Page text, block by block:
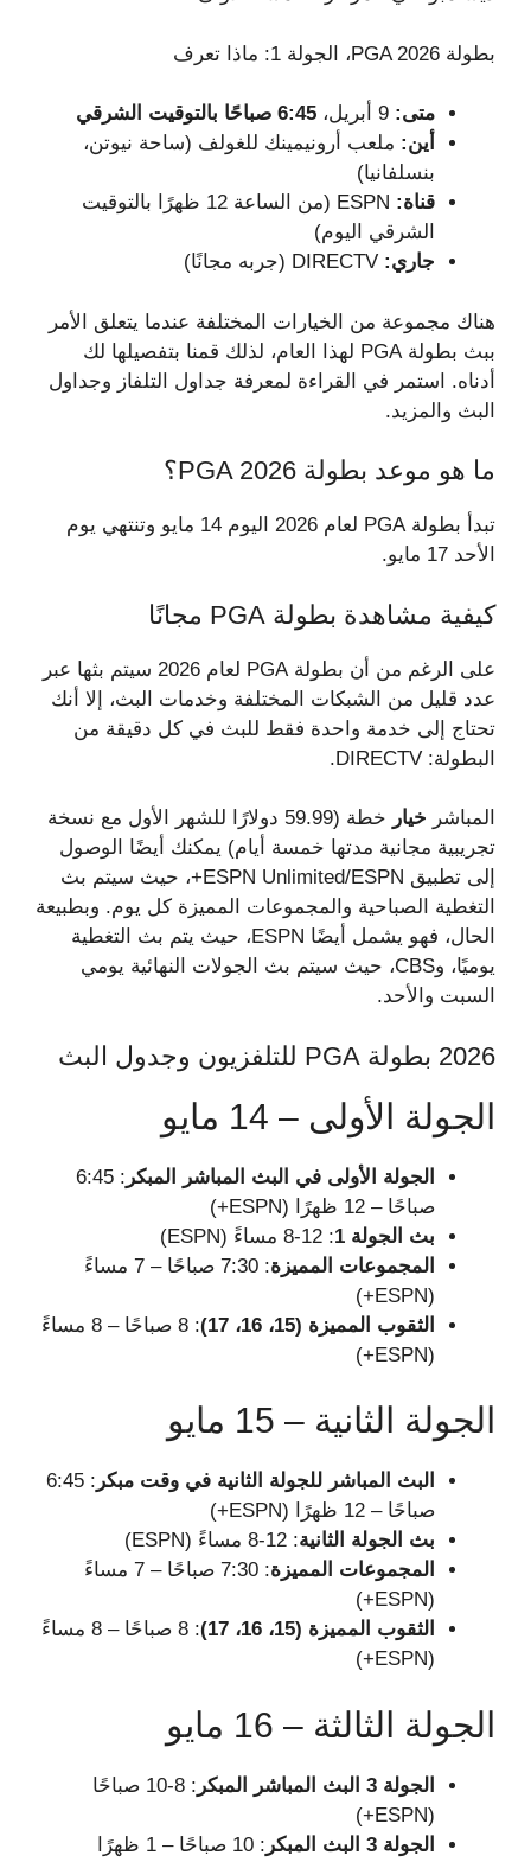
بطولة PGA 2026، الجولة 1: ماذا تعرف
متى:
6:45 صباحًا بالتوقيت الشرقي
أين: ملعب أرونيمينك للغولف (ساحة نيوتن،
بنسلفانيا)
قناة:
ESPN (من الساعة 12 ظهرًا بالتوقيت
الشرقي اليوم)
جاري:
هناك مجموعة من الخيارات المختلفة عندما يتعلق الأمر
ببث بطولة PGA لهذا العام، لذلك قمنا بتفصيلها لك
أدناه. استمر في القراءة لمعرفة جداول التلفاز وجداول
البث والمزيد.
ما هو موعد بطولة PGA 2026؟
تبدأ بطولة PGA لعام 2026 اليوم 14 مايو وتنتهي يوم
الأحد 17 مايو.
كيفية مشاهدة بطولة PGA مجانًا
على الرغم من أن بطولة PGA لعام 2026 سيتم بثها عبر
عدد قليل من الشبكات المختلفة وخدمات البث، إلا أنك
تحتاج إلى خدمة واحدة فقط للبث في كل دقيقة من
البطولة: DIRECTV.
المباشر خيار
خطة (59.99 دولارًا للشهر الأول مع نسخة
تجريبية مجانية مدتها خمسة أيام) يمكنك أيضًا الوصول
إلى تطبيق ESPN Unlimited/ESPN+، حيث سيتم بث
التغطية الصباحية والمجموعات المميزة كل يوم. وبطبيعة
الحال، فهو يشمل أيضًا ESPN، حيث يتم بث التغطية
يوميًا، وCBS، حيث سيتم بث الجولات النهائية يومي
السبت والأحد.
2026 بطولة PGA للتلفزيون وجدول البث
الجولة الأولى – 14 مايو
الجولة الأولى في البث المباشر المبكر
: 6:45
صباحًا – 12 ظهرًا (ESPN+)
بث الجولة 1
: 12-8 مساءً (ESPN)
المجموعات المميزة
: 7:30 صباحًا – 7 مساءً
(ESPN+)
الثقوب المميزة (15، 16، 17)
: 8 صباحًا – 8 مساءً
(ESPN+)
الجولة الثانية – 15 مايو
البث المباشر للجولة الثانية في وقت مبكر
: 6:45
صباحًا – 12 ظهرًا (ESPN+)
بث الجولة الثانية: 12-8 مساءً (ESPN)
المجموعات المميزة
: 7:30 صباحًا – 7 مساءً
(ESPN+)
الثقوب المميزة (15، 16، 17)
: 8 صباحًا – 8 مساءً
(ESPN+)
الجولة الثالثة – 16 مايو
الجولة 3 البث المباشر المبكر
: 8-10 صباحًا
(ESPN+)
الجولة 3 البث المبكر
: 10 صباحًا – 1 ظهرًا